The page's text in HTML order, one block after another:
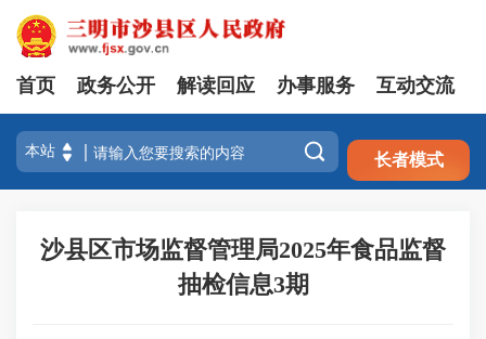
注册 登录
首页 政务公开 解读回应 办事服务 互动交流
 长者模式
沙县区市场监督管理局2025年食品监督
抽检信息3期